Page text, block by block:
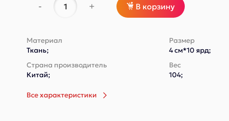
- + В корзину
Материал
Ткань;
Размер
4 см*10 ярд;
Страна производитель
Китай;
Вес
104;
Все характеристики